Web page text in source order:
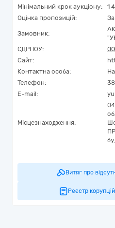
Мінімальний крок аукціону:
1
Оцінка пропозицій:
Замовник:
ЄДРПОУ:
Сайт:
Контактна особа:
Телефон:
E-mail:
Місцезнаходження:
Витяг про
Реєстр